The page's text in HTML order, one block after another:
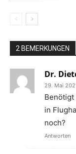
2 BEMERKUNGEN
Dr.
29. Mai
Benötigt
in
noch?
Antworten